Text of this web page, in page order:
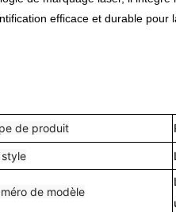
efficace et durable pour
de produit
style
de modèle